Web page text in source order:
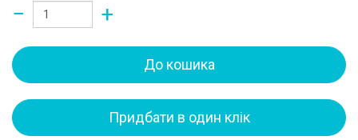
− +
До кошика
Придбати в один клік